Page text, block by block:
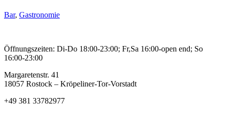
Bar, Gastronomie
Öffnungszeiten: Di-Do 18:00-23:00; Fr,Sa 16:00-open end; So
16:00-23:00
Margaretenstr. 41
18057 Rostock – Kröpeliner-Tor-Vorstadt
+49 381 33782977